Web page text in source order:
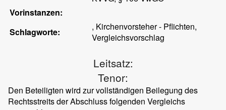
Vorinstanzen:
Schlagworte:
, Kirchenvorsteher - Pflichten,
Vergleichsvorschlag
Leitsatz:
Tenor:
Den Beteiligten wird zur vollständigen Beilegung des
Rechtsstreits der Abschluss folgenden Vergleichs